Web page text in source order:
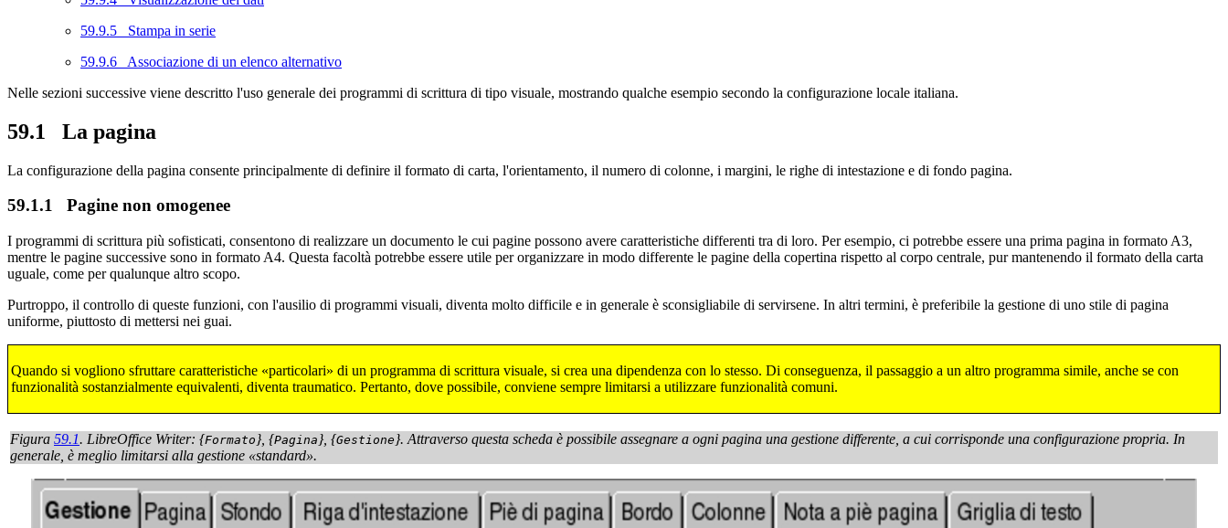
59.9.5 Stampa in serie
59.9.6 Associazione di un elenco alternativo
Nelle sezioni successive viene descritto l'uso generale dei programmi di scrittura di tipo visuale, mostrando qualche esempio secondo la configurazione locale italiana.
59.1 La pagina
La configurazione della pagina consente principalmente di definire il formato di carta, l'orientamento, il numero di colonne, i margini, le righe di intestazione e di fondo pagina.
59.1.1 Pagine non omogenee
I programmi di scrittura più sofisticati, consentono di realizzare un documento le cui pagine possono avere caratteristiche differenti tra di loro. Per esempio, ci potrebbe essere una prima pagina in formato A3,
mentre le pagine successive sono in formato A4. Questa facoltà potrebbe essere utile per organizzare in modo differente le pagine della copertina rispetto al corpo centrale, pur mantenendo il formato della carta
uguale, come per qualunque altro scopo.
Purtroppo, il controllo di queste funzioni, con l'ausilio di programmi visuali, diventa molto difficile e in generale è sconsigliabile di servirsene. In altri termini, è preferibile la gestione di uno stile di pagina
uniforme, piuttosto di mettersi nei guai.
Quando si vogliono sfruttare caratteristiche «particolari» di un programma di scrittura visuale, si crea una dipendenza con lo stesso. Di conseguenza, il passaggio a un altro programma simile, anche se con
funzionalità sostanzialmente equivalenti, diventa traumatico. Pertanto, dove possibile, conviene sempre limitarsi a utilizzare funzionalità comuni.
Figura 59.1. LibreOffice Writer: {Formato }, {Pagina }, {Gestione }. Attraverso questa scheda è possibile assegnare a ogni pagina una gestione differente, a cui corrisponde una configurazione propria. In
generale, è meglio limitarsi alla gestione «standard».